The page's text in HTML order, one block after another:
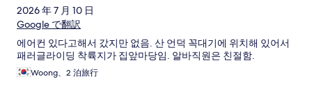
2026 年 7 月 10 日
Google で翻訳
에어컨 있다고해서 갔지만 없음. 산 언덕 꼭대기에 위치해 있어서
패러글라이딩 착륙지가 집앞마당임. 알바직원은 친절함.
Woong、2 泊旅行